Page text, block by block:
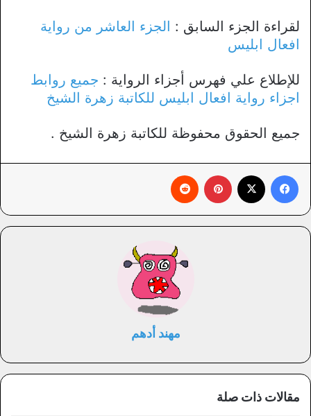
لقراءة الجزء السابق : الجزء العاشر من رواية
افعال ابليس
للإطلاع علي فهرس أجزاء الرواية : جميع روابط
اجزاء رواية افعال ابليس للكاتبة زهرة الشيخ
جميع الحقوق محفوظة للكاتبة زهرة الشيخ .
مهند أدهم
مقالات ذات صلة